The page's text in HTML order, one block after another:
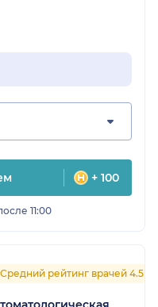
+ 100
11:00
Средний рейтинг врачей 4.5